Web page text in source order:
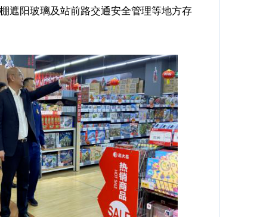
遮阳玻璃及站前路交通安全管理等地方存